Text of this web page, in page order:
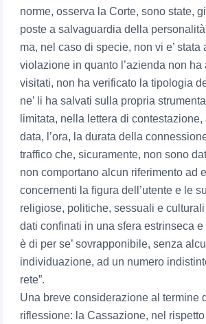
norme, osserva la Corte, sono state,
poste a salvaguardia della
ma, nel caso di specie, non vi e’ stata
violazione in quanto l’azienda non ha
visitati, non ha verificato la tipologia
ne’ li ha salvati sulla propria
limitata, nella lettera di
data, l’ora, la durata della
traffico che, sicuramente, non sono
non comportano alcun riferimento ad
concernenti la figura dell’utente e le
religiose, politiche, sessuali e culturali
dati confinati in una sfera estrinseca
è di per se’ sovrapponibile, senza
individuazione, ad un numero
rete”.
Una breve considerazione al termine
riflessione: la Cassazione, nel